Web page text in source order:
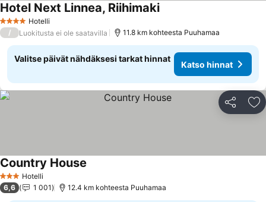
4 Tähtiluokitus
Hotelli
Hotel Next Linnea, RiihimakiKatso hinnat
/ Luokitusta ei ole saatavilla 11.8 km kohteesta Puuhamaa
Valitse päivät nähdäksesi tarkat hinnat
Katso hinnat
Jaa
3 Tähtiluokitus
Hotelli
Country House
6,6 1 001 12.4 km kohteesta Puuhamaa